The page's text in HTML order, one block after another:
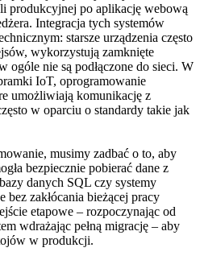
produkcyjnej po aplikację webową
Integracja tych systemów
starsze urządzenia często
wykorzystują zamknięte
ogóle nie są podłączone do sieci. W
IoT, oprogramowanie
umożliwiają komunikację z
w oparciu o standardy takie jak
musimy zadbać o to, aby
bezpiecznie pobierać dane z
danych SQL czy systemy
zakłócania bieżącej pracy
etapowe – rozpoczynając od
wdrażając pełną migrację – aby
w produkcji.